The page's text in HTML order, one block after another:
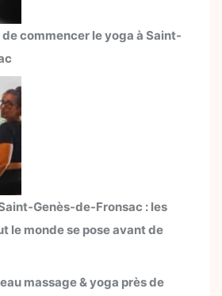
commencer le yoga à Saint-
Genès-de-Fronsac : les
le monde se pose avant de
massage & yoga près de